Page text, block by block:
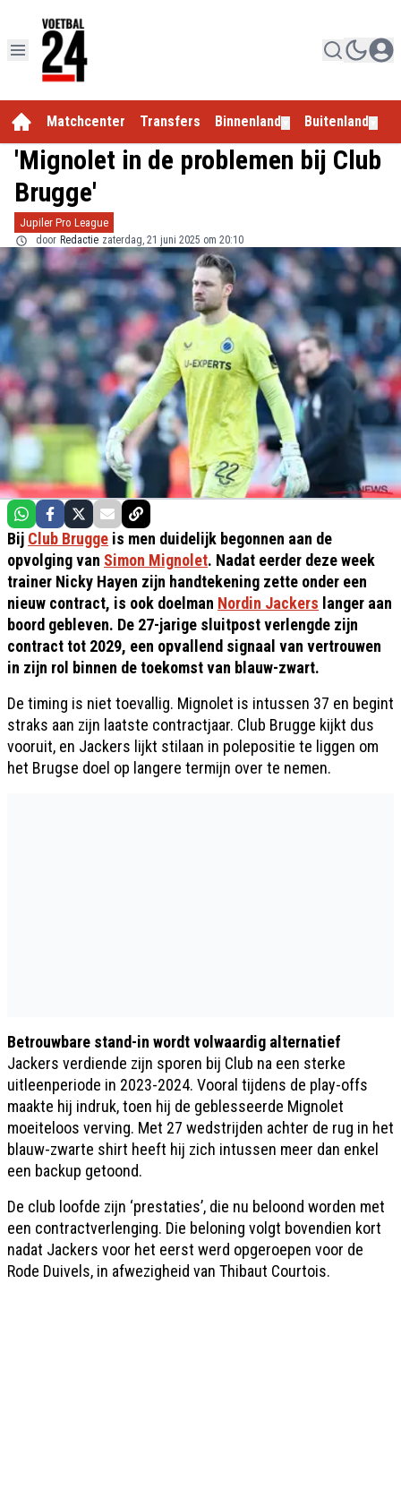
Matchcenter Transfers Binnenland Buitenland
'Mignolet in de problemen bij Club
Brugge'
Jupiler Pro League
door Redactie zaterdag, 21 juni 2025 om 20:10
Bij Club Brugge is men duidelijk begonnen aan de
opvolging van Simon Mignolet. Nadat eerder deze week
trainer Nicky Hayen zijn handtekening zette onder een
nieuw contract, is ook doelman Nordin Jackers langer aan
boord gebleven. De 27-jarige sluitpost verlengde zijn
contract tot 2029, een opvallend signaal van vertrouwen
in zijn rol binnen de toekomst van blauw-zwart.
De timing is niet toevallig. Mignolet is intussen 37 en begint
straks aan zijn laatste contractjaar. Club Brugge kijkt dus
vooruit, en Jackers lijkt stilaan in polepositie te liggen om
het Brugse doel op langere termijn over te nemen.
Betrouwbare stand-in wordt volwaardig alternatief
Jackers verdiende zijn sporen bij Club na een sterke
uitleenperiode in 2023-2024. Vooral tijdens de play-offs
maakte hij indruk, toen hij de geblesseerde Mignolet
moeiteloos verving. Met 27 wedstrijden achter de rug in het
blauw-zwarte shirt heeft hij zich intussen meer dan enkel
een backup getoond.
De club loofde zijn ‘prestaties’, die nu beloond worden met
een contractverlenging. Die beloning volgt bovendien kort
nadat Jackers voor het eerst werd opgeroepen voor de
Rode Duivels, in afwezigheid van Thibaut Courtois.